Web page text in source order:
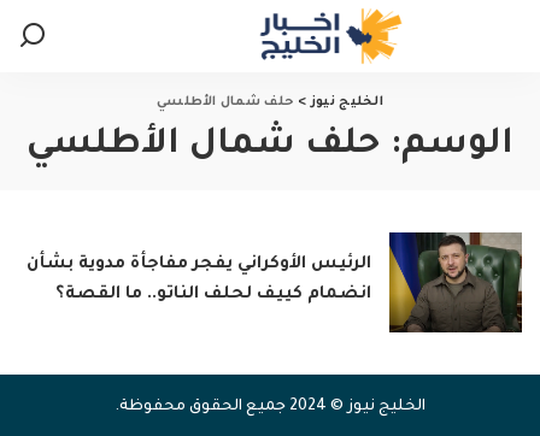
الخليج نيوز> حلف شمال الأطلسي
الوسم: حلف شمال الأطلسي
الرئيس الأوكراني يفجر مفاجأة مدوية بشأن
انضمام كييف لحلف الناتو.. ما القصة؟
الخليج نيوز © 2024 جميع الحقوق محفوظة.